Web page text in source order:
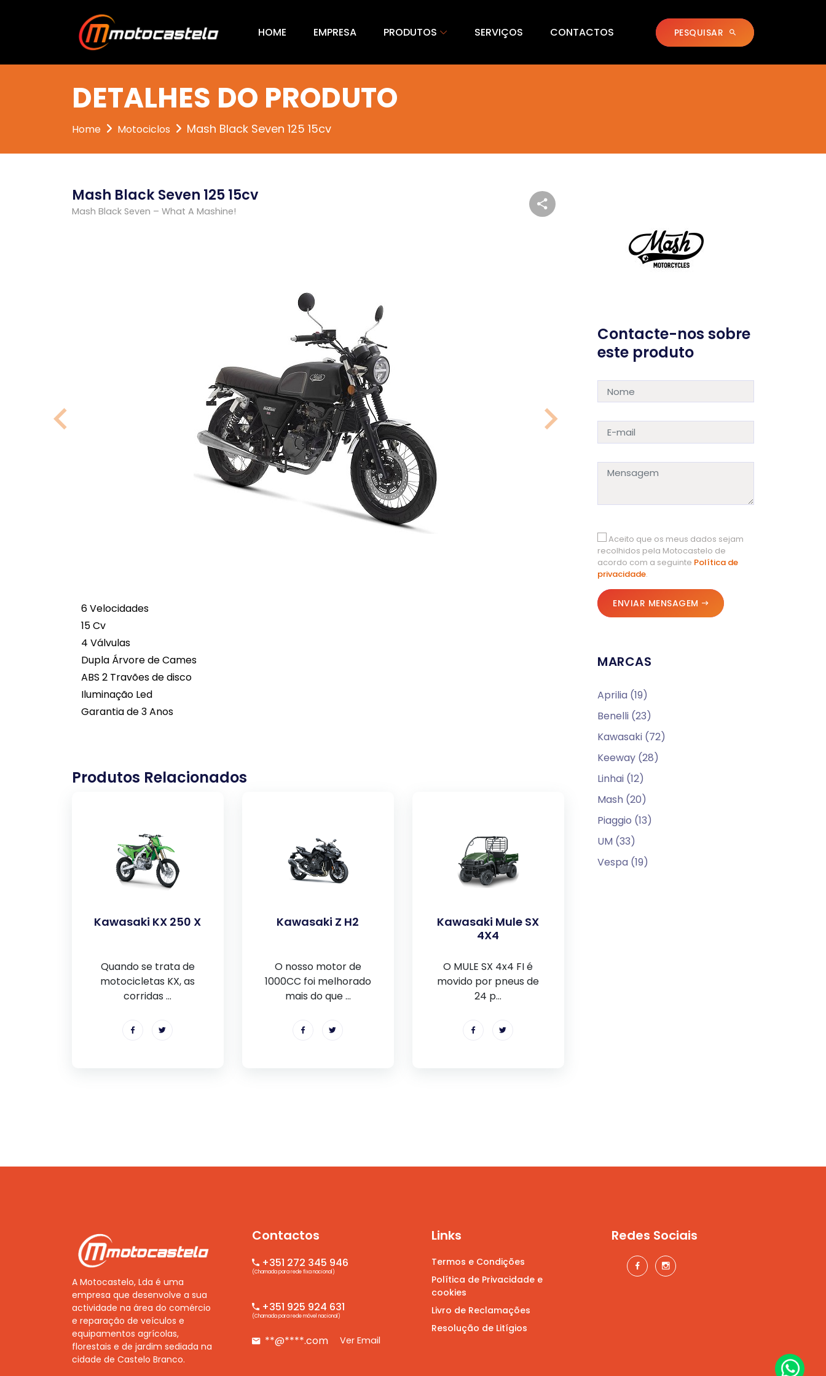
HOME EMPRESA PRODUTOS SERVIÇOS CONTACTOS PESQUISAR
DETALHES DO PRODUTO
Home Motociclos Mash Black Seven 125 15cv
Mash Black Seven 125 15cv
Mash Black Seven – What A Mashine!
6 Velocidades
15 Cv
4 Válvulas
Dupla Árvore de Cames
ABS 2 Travões de disco
Iluminação Led
Garantia de 3 Anos
Produtos Relacionados
Kawasaki KX 250 X
Quando se trata de
motocicletas KX, as
corridas ...
Kawasaki Z H2
O nosso motor de
1000CC foi melhorado
mais do que ...
Kawasaki Mule SX
4X4
O MULE SX 4x4 FI é
movido por pneus de
24 p...
Contacte-nos sobre
este produto
Aceito que os meus dados sejam
recolhidos pela Motocastelo de
acordo com a seguinte Política de
privacidade.
ENVIAR MENSAGEM
MARCAS
Aprilia (19)
Benelli (23)
Kawasaki (72)
Keeway (28)
Linhai (12)
Mash (20)
Piaggio (13)
UM (33)
Vespa (19)
A Motocastelo, Lda é uma
empresa que desenvolve a sua
actividade na área do comércio
e reparação de veículos e
equipamentos agrícolas,
florestais e de jardim sediada na
cidade de Castelo Branco.
Contactos
+351 272 345 946
(Chamada para rede fixa nacional)
+351 925 924 631
(Chamada para rede móvel nacional)
**@****.com Ver Email
Links
Termos e Condições
Política de Privacidade e
cookies
Livro de Reclamações
Resolução de Litígios
Redes Sociais